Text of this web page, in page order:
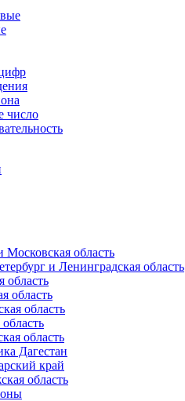
число
Московская область
и Ленинградская область
область
область
область
область
Дагестан
край
область